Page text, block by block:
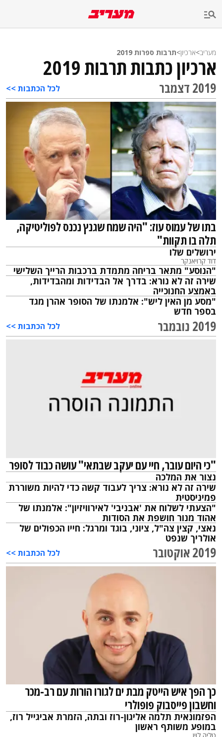
מעריב>ארכיון>תרבות ספרות 2019
ארכיון כתבות תרבות 2019
2019 דצמבר לכל הכתבות >>
בתו של עמוס עוז: "היה שמח שגנץ נכנס לפוליטיקה,
תלה בו תקוות"
ירושלים שלו
דוד קרויאנקר
"הנוסע" מתאר בריחה מתמדת ברכבות הרייך השלישי
שירה זה לא נורא: בדרך אל הבדידות ומהבדידות,
באמצע החנוכייה
"מסע מן האין ליש": אלמנתו של הסופר אהרן מגד
בספר חדש
2019 נובמבר לכל הכתבות >>
"כי היום עובר, חיי עם יעקב שבתאי" עושה כבוד לסופר
נצור את המלכה
שירה זה לא נורא: צריך לעבוד קשה כדי להיות משוררת
פמיניסטית
"הצעתי לשלוח את 'אבניבי' לאירוויזיון": אלמנתו של
אהוד מנור חושפת את הסודות
נאצי, קצין צה"ל, ציוני, בוגד ומרגל: חייו הכפולים של
אולריך שנפט
2019 אוקטובר לכל הכתבות >>
כך הפך איש הייטק מבת ים לגורו הורות עם רב-מכר
וחשבון פייסבוק פופולרי
הפזמונאית תלמה אליגון-רוז ובתה, הזמרת אביגייל רוז,
במופע משותף ראשון